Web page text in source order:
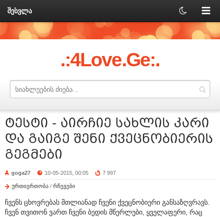
შესვლა
.:4Love.Ge:.
ტესტი - აირჩიე სახლის კარი
და გაიგე შენი ქვეცნობიერის
გეგმები
goga27 10-05-2015, 00:05 7 997
ურთიერთობა / რჩევები
ჩვენს ცხოვრებას მთლიანად ჩვენი ქვეცნობიერი განსაზღვრავს.
ჩვენ თვითონ ვართ ჩვენი ბედის მწერლები, ყველაფერი, რაც